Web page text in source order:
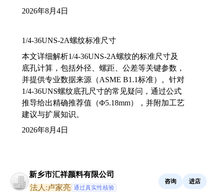
2026年8月4日
1/4-36UNS-2A螺纹标准尺寸
本文详细解析1/4-36UNS-2A螺纹的标准尺寸及
底孔计算，包括外径、螺距、公差等关键参数，
并提供专业数据来源（ASME B1.1标准）。针对
1/4-36UNS螺纹底孔尺寸的常见疑问，通过公式
推导给出精确推荐值（Φ5.18mm），并附加工艺
建议与扩展知识。
2026年8月4日
新乡市汇祥颜料有限公司
法人:卢家亮 通过真实性核验
咨询 进店